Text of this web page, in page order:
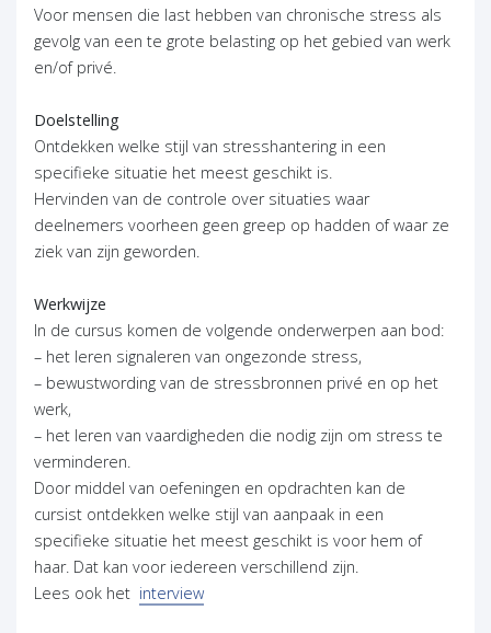
Voor mensen die last hebben van chronische stress als
gevolg van een te grote belasting op het gebied van werk
en/of privé.
Doelstelling
Ontdekken welke stijl van stresshantering in een
specifieke situatie het meest geschikt is.
Hervinden van de controle over situaties waar
deelnemers voorheen geen greep op hadden of waar ze
ziek van zijn geworden.
Werkwijze
In de cursus komen de volgende onderwerpen aan bod:
– het leren signaleren van ongezonde stress,
– bewustwording van de stressbronnen privé en op het
werk,
– het leren van vaardigheden die nodig zijn om stress te
verminderen.
Door middel van oefeningen en opdrachten kan de
cursist ontdekken welke stijl van aanpaak in een
specifieke situatie het meest geschikt is voor hem of
haar. Dat kan voor iedereen verschillend zijn.
Lees ook het interview(opent in nieuw tabblad)